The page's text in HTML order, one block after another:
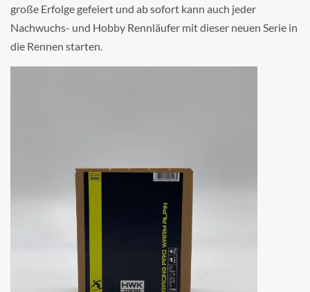
große Erfolge gefeiert und ab sofort kann auch jeder
Nachwuchs- und Hobby Rennläufer mit dieser neuen Serie in
die Rennen starten.